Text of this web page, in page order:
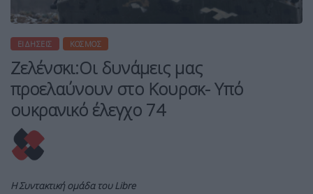
ΕΙΔΉΣΕΙΣ ΚΌΣΜΟΣ
Ζελένσκι:Οι δυνάμεις μας
προελαύνουν στο Κουρσκ- Υπό
ουκρανικό έλεγχο 74
Η Συντακτική ομάδα του Libre